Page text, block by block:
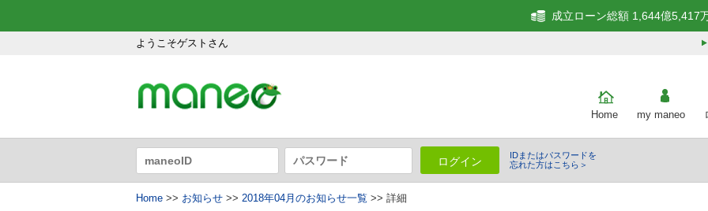
ようこそゲストさん
成立ローン総額 1,644億5,417
Home my maneo
ログイン
IDまたはパスワードを
忘れた方はこちら＞
Home >> お知らせ >> 2018年04月のお知らせ一覧 >> 詳細